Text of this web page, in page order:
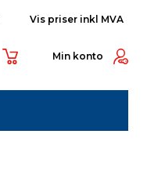
Min konto